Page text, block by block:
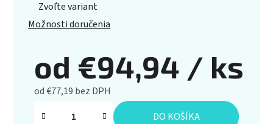
Zvoľte variant
Možnosti doručenia
od €94,94 / ks
od€77,19 bez DPH
Jednotková cena:
DO KOŠÍKA